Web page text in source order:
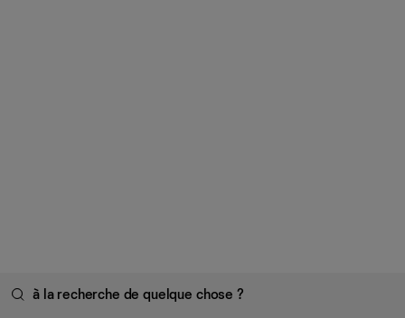
à la recherche de quelque chose ?